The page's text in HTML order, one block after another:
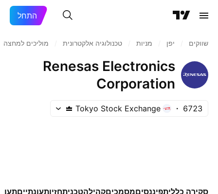
התחל
שווקים יפן‏ מניות‏ טכנולוגיה אלקטרונית מוליכים למחצה
Renesas Electronics
Corporation
6723
Tokyo Stock Exchange
סקירה כלליתפיננסיםמסמכיםקהילהטכניתחזיותעונתיים